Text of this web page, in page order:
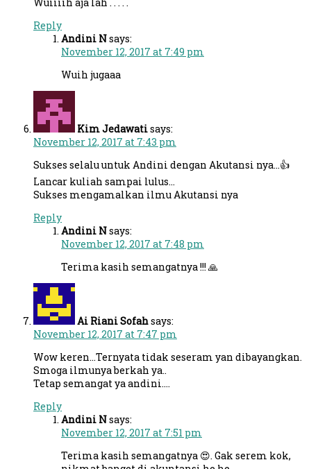
Reply
Andini Nsays:
November 12, 2017 at 7:49 pm
Wuih jugaaa
Kim Jedawatisays:
November 12, 2017 at 7:43 pm
Sukses selalu untuk Andini dengan Akutansi nya…👍
Lancar kuliah sampai lulus…
Sukses mengamalkan ilmu Akutansi nya
Reply
Andini Nsays:
November 12, 2017 at 7:48 pm
Terima kasih semangatnya !!! 🙏
Ai Riani Sofahsays:
November 12, 2017 at 7:47 pm
Wow keren…Ternyata tidak seseram yan dibayangkan.
Smoga ilmunya berkah ya..
Tetap semangat ya andini….
Reply
Andini Nsays:
November 12, 2017 at 7:51 pm
Terima kasih semangatnya 😍. Gak serem kok,